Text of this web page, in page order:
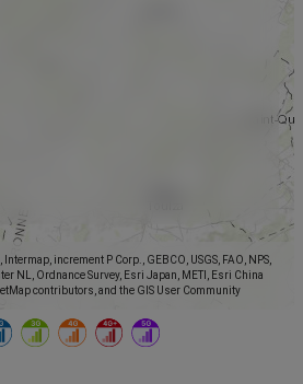
increment P Corp., GEBCO, USGS, FAO, NPS,
NL, Ordnance Survey, Esri Japan, METI, Esri China
contributors, and the GIS User Community